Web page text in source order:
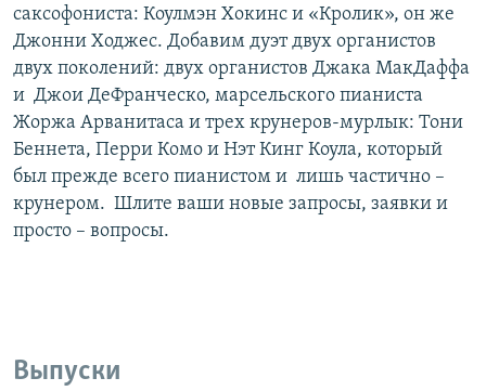
саксофониста: Коулмэн Хокинс и «Кролик», он же
Джонни Ходжес. Добавим дуэт двух органистов
двух поколений: двух органистов Джака МакДаффа
и Джои ДеФранческо, марсельского пианиста
Жоржа Арванитаса и трех крунеров-мурлык: Тони
Беннета, Перри Комо и Нэт Кинг Коула, который
был прежде всего пианистом и лишь частично –
крунером. Шлите ваши новые запросы, заявки и
просто – вопросы.
Выпуски